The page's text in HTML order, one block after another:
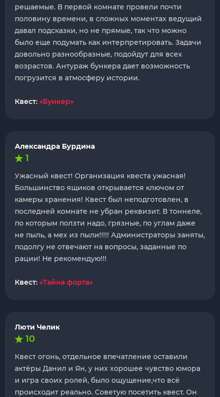
решаемые. В первой комнате провели почти
половину времени, в сложных моментах ведущий
давал подсказки, но не прямые, так что можно
было еще подумать как интерпретировать. Задачи
довольно разнообразные, подойдут для всех
возрастов. Антураж бункера дает возможность
погрузится в атмосферу истории.
Квест: «Бункер»
Александра Бурдина
1
Ужасный квест! Организация квеста ужасная!
Большинство ящиков открывается ключом от
камеры хранения! Квест был неподготовлен, в
последней комнате не убран реквизит. В тоннеле,
по которым ползти надо, грязные, по углам даже
не пыль, а мех из пыли!!!!! Администраторы заняты,
подолгу не отвечают на вопросы, заданные по
рации! Не рекомендую!!!
Квест: «Тайна форта»
Люти Челик
10
Квест огонь, отдельное впечатление оставили
актëры Данил и Ян, у них хорошее чувство юмора
и игра своих ролей, было ощущение,что всë
происходит реально. Советую посетить квест. Он